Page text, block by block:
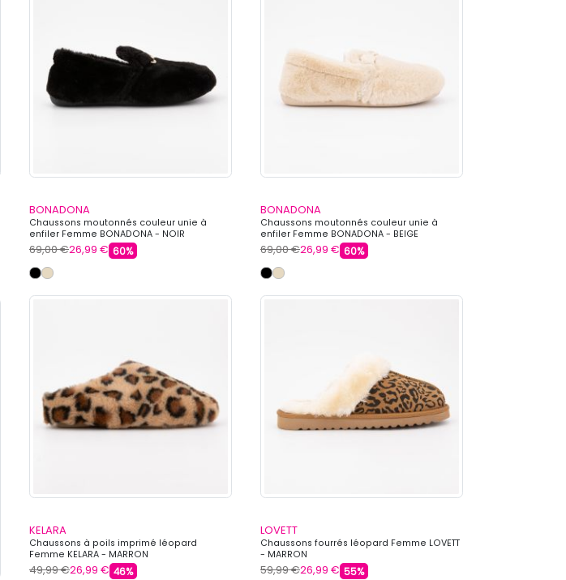
BONADONA
Chaussons moutonnés couleur unie à
enfiler Femme BONADONA - NOIR
69,00 €26,99 € 60%
BONADONA
Chaussons moutonnés couleur unie à
enfiler Femme BONADONA - BEIGE
69,00 €26,99 € 60%
KELARA
Chaussons à poils imprimé léopard
Femme KELARA - MARRON
49,99 €26,99 € 46%
LOVETT
Chaussons fourrés léopard Femme LOVETT
- MARRON
59,99 €26,99 € 55%